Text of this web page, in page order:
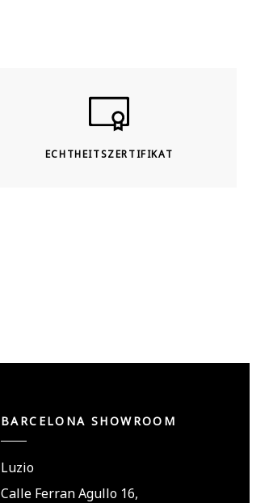
ECHTHEITSZERTIFIKAT
BARCELONA SHOWROOM
Luzio
Calle Ferran Agullo 16,